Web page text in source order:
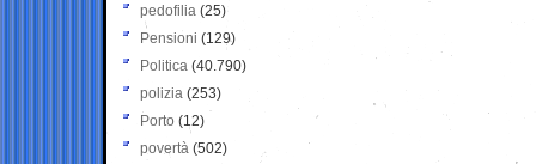
pedofilia (25)
Pensioni (129)
Politica (40.790)
polizia (253)
Porto (12)
povertà (502)